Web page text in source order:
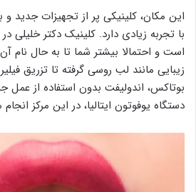
این مکان، کلینیکی پر از تجهیزات
با تجربه زیادی دارد. کلینیک دکتر خلیلی
است و احتمالا بیشتر شما تا به حال نام
زیبایی مانند لب روسی گرفته تا تزریق
بوتاکس، اندولیفت بدون استفاده از عمل
دستگاه یوفوتون ایتالیا، در این مرکز